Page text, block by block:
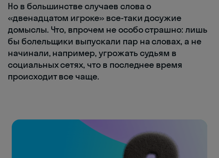
Но в большинстве случаев слова о
«двенадцатом игроке» все-таки досужие
домыслы. Что, впрочем не особо страшно: лишь
бы болельщики выпускали пар на словах, а не
начинали, например, угрожать судьям в
социальных сетях, что в последнее время
происходит все чаще.